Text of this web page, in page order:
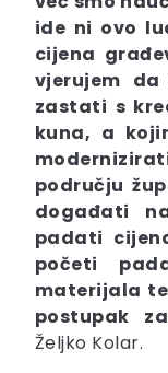
ide ni ovo
cijena
vjerujem
zastati s
kuna, a
području
događati
padati
početi
materijala
postupak
Željko Kolar.